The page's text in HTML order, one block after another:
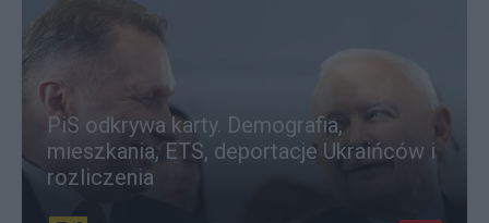
PiS odkrywa karty. Demografia,
mieszkania, ETS, deportacje Ukraińców i
rozliczenia